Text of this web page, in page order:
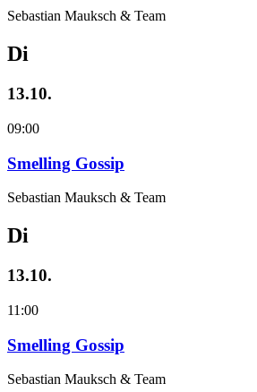
Sebastian Mauksch & Team
Di
13.10.
09:00
Smelling Gossip
Sebastian Mauksch & Team
Di
13.10.
11:00
Smelling Gossip
Sebastian Mauksch & Team